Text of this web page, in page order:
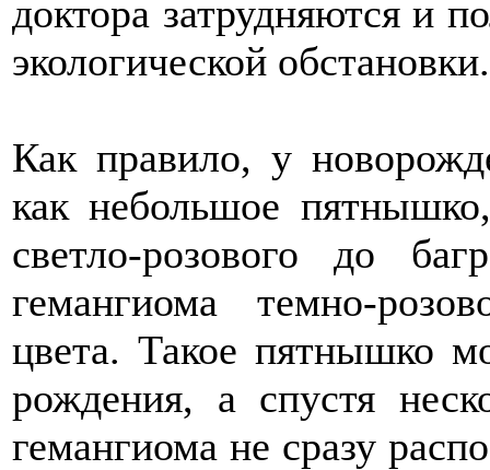
доктора затрудняются и
экологической обстановки.
Как правило, у
как небольшое
светло-розового до
гемангиома темно-
цвета. Такое пятнышко
рождения, а спустя
гемангиома не сразу